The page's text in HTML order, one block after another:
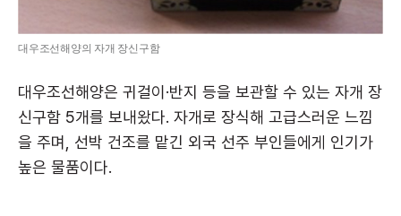
대우조선해양의 자개 장신구함
대우조선해양은 귀걸이·반지 등을 보관할 수 있는 자개 장
신구함 5개를 보내왔다. 자개로 장식해 고급스러운 느낌
을 주며, 선박 건조를 맡긴 외국 선주 부인들에게 인기가
높은 물품이다.